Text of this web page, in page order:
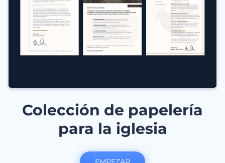
Colección de papelería
para la iglesia